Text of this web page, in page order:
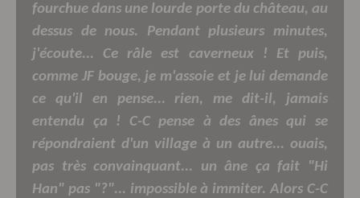
fourchue dans une lourde porte du château, au
dessus de nous. Pendant plusieurs minutes,
j'écoute... Ce râle est caverneux ! Et puis,
comme JF bouge, je m'assoie et je lui demande
ce qu'il en pense... rien, me dit-il, jamais
entendu ça ! C-C pense à des ânes qui se
répondraient d'un village à un autre... ouais,
pas très convainquant... un âne ça fait "Hi
Han" pas "?"... impossible à immiter. Alors C-C